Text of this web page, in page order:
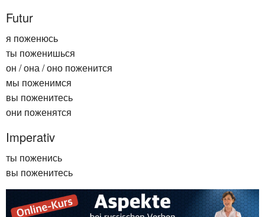
Futur
я поженюсь
ты поженишься
он / она / оно поженится
мы поженимся
вы поженитесь
они поженятся
Imperativ
ты поженись
вы поженитесь